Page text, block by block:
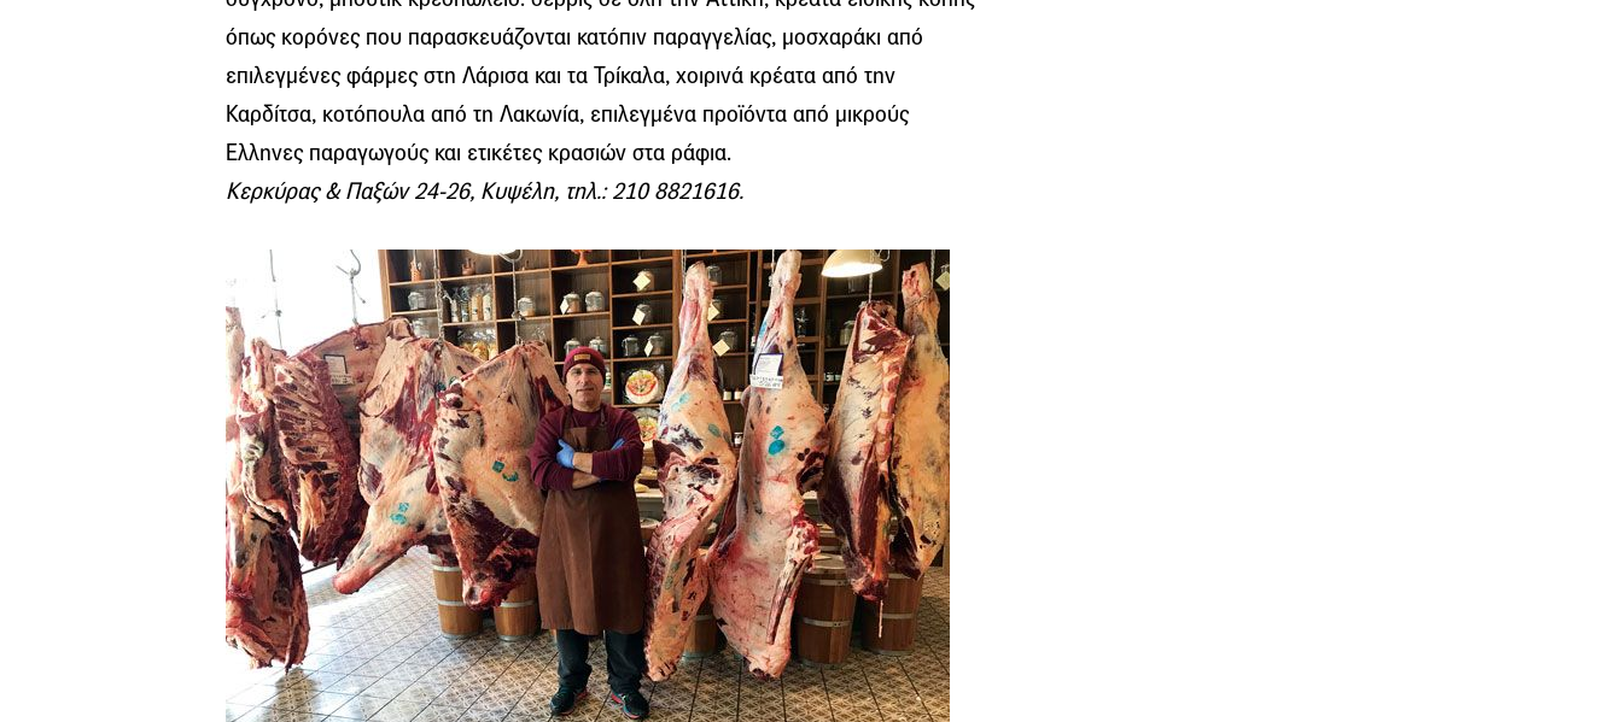
όπως κορόνες που παρασκευάζονται κατόπιν παραγγελίας, μοσχαράκι από
επιλεγμένες φάρμες στη Λάρισα και τα Τρίκαλα, χοιρινά κρέατα από την
Καρδίτσα, κοτόπουλα από τη Λακωνία, επιλεγμένα προϊόντα από μικρούς
Ελληνες παραγωγούς και ετικέτες κρασιών στα ράφια.
Κερκύρας & Παξών 24-26, Κυψέλη, τηλ.: 210 8821616.